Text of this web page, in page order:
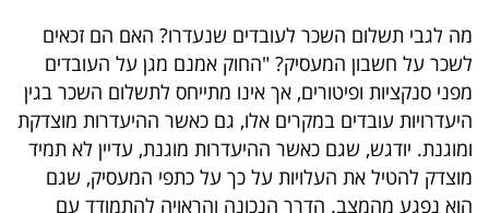
מה לגבי תשלום השכר לעובדים שנעדרו? האם הם זכאים
לשכר על חשבון המעסיק? "החוק אמנם מגן על העובדים
מפני סנקציות ופיטורים, אך אינו מתייחס לתשלום השכר בגין
היעדרויות עובדים במקרים אלו, גם כאשר ההיעדרות מוצדקת
ומוגנת. יודגש, שגם כאשר ההיעדרות מוגנת, עדיין לא תמיד
מוצדק להטיל את העלויות על כך על כתפי המעסיק, שגם
הוא נפגע מהמצב. הדרך הנכונה והראויה להתמודד עם